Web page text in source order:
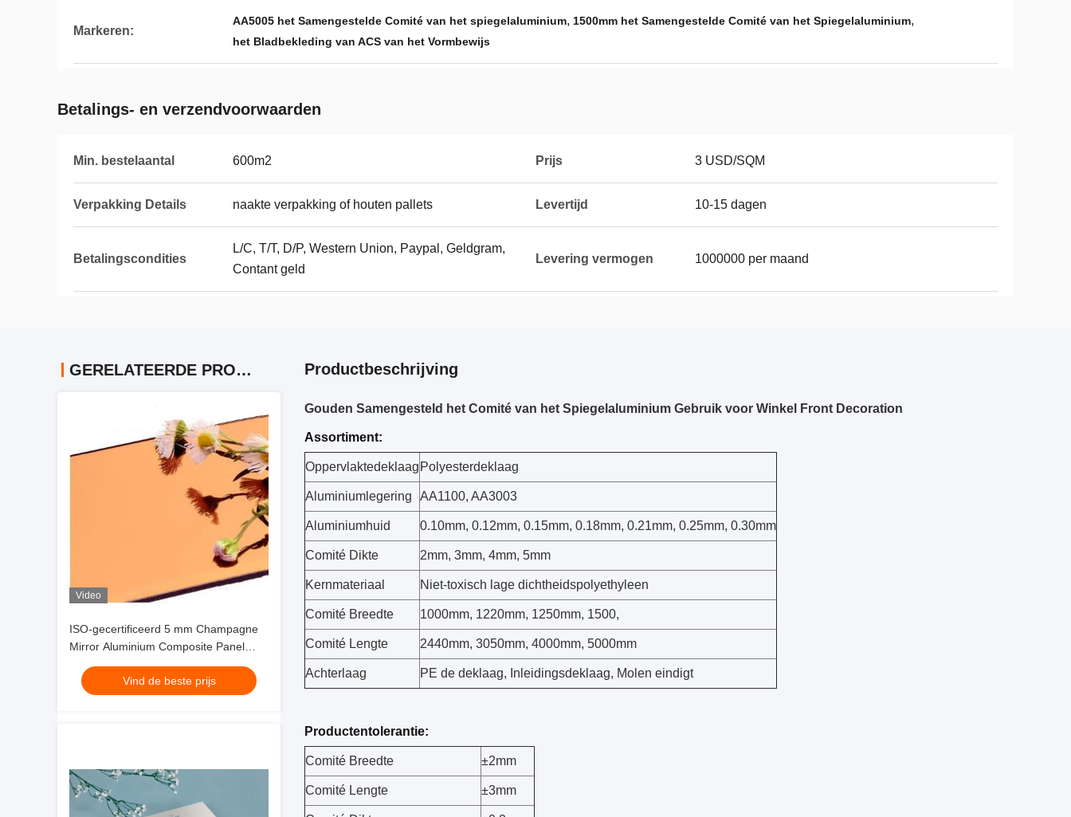
Markeren:
AA5005 het Samengestelde Comité van het spiegelaluminium, 1500mm het Samengestelde Comité van het Spiegelaluminium,
het Bladbekleding van ACS van het Vormbewijs
Betalings- en verzendvoorwaarden
Min. bestelaantal 600m2 Prijs 3 USD/SQM
Verpakking Details naakte verpakking of houten pallets Levertijd 10-15 dagen
Betalingscondities
L/C, T/T, D/P, Western Union, Paypal, Geldgram,
Contant geld
Levering vermogen 1000000 per maand
GERELATEERDE PRODUCTEN
Video
ISO-gecertificeerd 5 mm Champagne
Mirror Aluminium Composite Panel
voor architectonisch ontwerp
Vind de beste prijs
Productbeschrijving
Gouden Samengesteld het Comité van het Spiegelaluminium Gebruik voor Winkel Front Decoration
Assortiment:
Oppervlaktedeklaag Polyesterdeklaag
Aluminiumlegering AA1100, AA3003
Aluminiumhuid 0.10mm, 0.12mm, 0.15mm, 0.18mm, 0.21mm, 0.25mm, 0.30mm
Comité Dikte 2mm, 3mm, 4mm, 5mm
Kernmateriaal Niet-toxisch lage dichtheidspolyethyleen
Comité Breedte 1000mm, 1220mm, 1250mm, 1500,
Comité Lengte 2440mm, 3050mm, 4000mm, 5000mm
Achterlaag PE de deklaag, Inleidingsdeklaag, Molen eindigt
Productentolerantie:
Comité Breedte ±2mm
Comité Lengte ±3mm